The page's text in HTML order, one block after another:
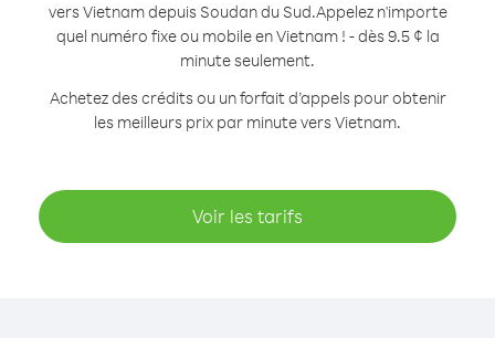
vers Vietnam depuis Soudan du Sud.Appelez n'importe
quel numéro fixe ou mobile en Vietnam ! - dès 9.5 ¢ la
minute seulement.
Achetez des crédits ou un forfait d’appels pour obtenir
les meilleurs prix par minute vers Vietnam.
Voir les tarifs